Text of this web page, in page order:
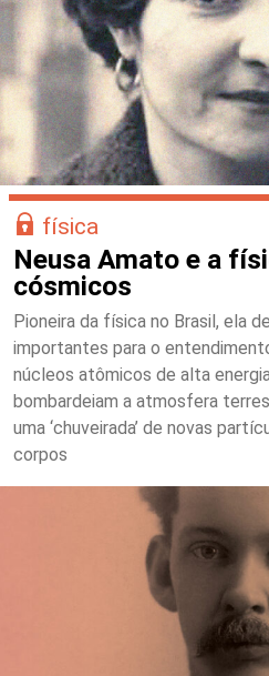
física
Neusa Amato e a
cósmicos
Pioneira da física no Brasil, ela
importantes para o
núcleos atômicos de alta
bombardeiam a atmosfera
uma ‘chuveirada’ de novas
corpos